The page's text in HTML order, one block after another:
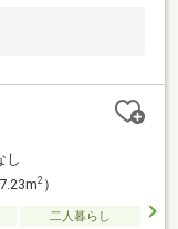
し
2）
二人暮らし